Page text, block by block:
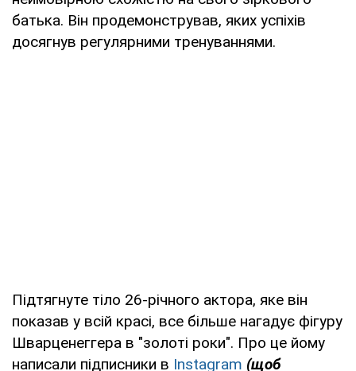
батька. Він продемонстрував, яких успіхів
досягнув регулярними тренуваннями.
Підтягнуте тіло 26-річного актора, яке він
показав у всій красі, все більше нагадує фігуру
Шварценеггера в "золоті роки". Про це йому
написали підписники в Instagram (щоб